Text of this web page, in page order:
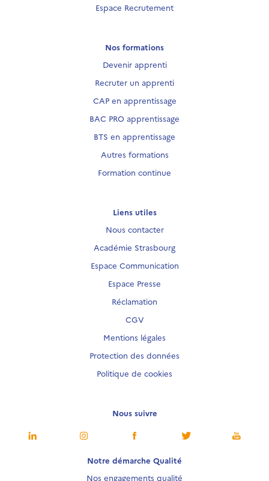
Espace Recrutement
Nos formations
Devenir apprenti
Recruter un apprenti
CAP en apprentissage
BAC PRO apprentissage
BTS en apprentissage
Autres formations
Formation continue
Liens utiles
Nous contacter
Académie Strasbourg
Espace Communication
Espace Presse
Réclamation
CGV
Mentions légales
Protection des données
Politique de cookies
Nous suivre
Notre démarche Qualité
Nos engagements qualité